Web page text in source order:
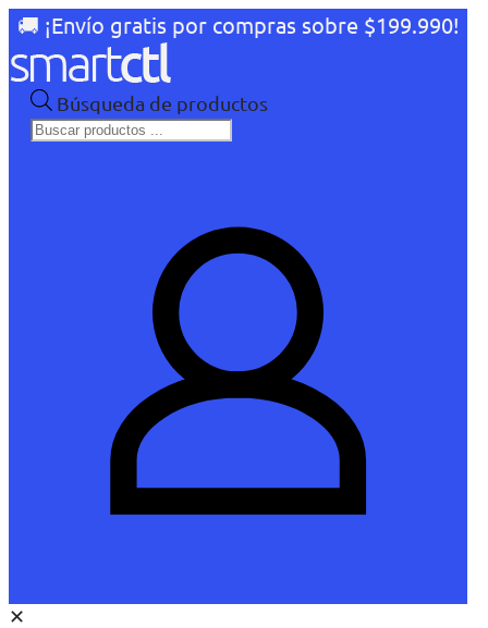
🚚 ¡Envío gratis por compras sobre $199.990!
Búsqueda de productos
✕